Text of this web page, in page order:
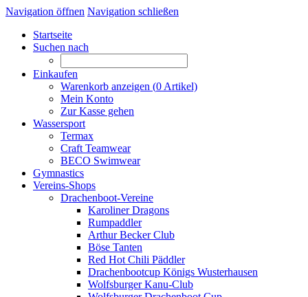
Navigation öffnen Navigation schließen
Startseite
Suchen nach
Einkaufen
Warenkorb anzeigen (0 Artikel)
Mein Konto
Zur Kasse gehen
Wassersport
Termax
Craft Teamwear
BECO Swimwear
Gymnastics
Vereins-Shops
Drachenboot-Vereine
Karoliner Dragons
Rumpaddler
Arthur Becker Club
Böse Tanten
Red Hot Chili Päddler
Drachenbootcup Königs Wusterhausen
Wolfsburger Kanu-Club